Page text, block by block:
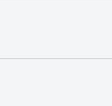
Colombia